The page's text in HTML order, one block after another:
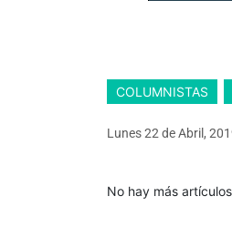
COLUMNISTAS
Lunes 22 deAbril,
No hay más